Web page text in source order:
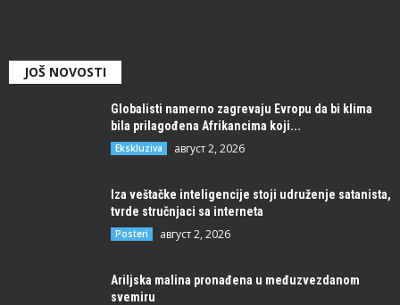
JOŠ NOVOSTI
Globalisti namerno zagrevaju Evropu da bi klima
bila prilagođena Afrikancima koji...
Ekskluziva август 2, 2026
Iza veštačke inteligencije stoji udruženje satanista,
tvrde stručnjaci sa interneta
Posteri август 2, 2026
Ariljska malina pronađena u međuzvezdanom
svemiru